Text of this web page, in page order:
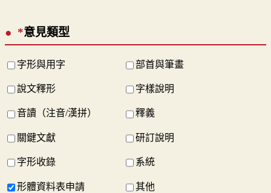
*意見類型
字形與用字 部首與筆畫
說文釋形 字樣說明
音讀（注音/漢拼） 釋義
關鍵文獻 研訂說明
字形收錄 系統
形體資料表申請 其他